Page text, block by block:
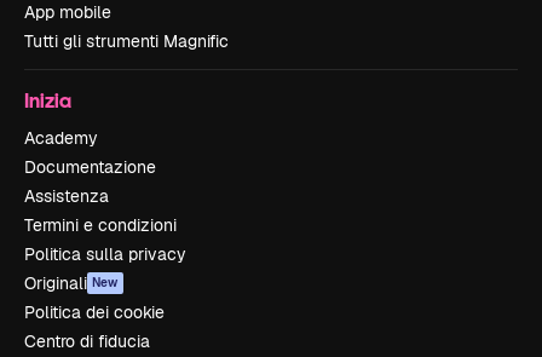
App mobile
Tutti gli strumenti Magnific
Inizia
Academy
Documentazione
Assistenza
Termini e condizioni
Politica sulla privacy
Originali New
Politica dei cookie
Centro di fiducia